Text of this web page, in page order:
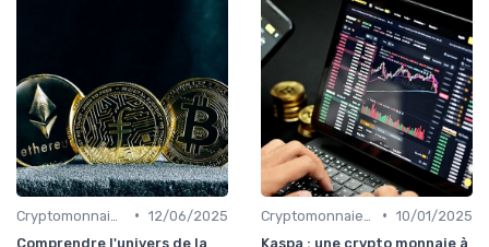
• 12/06/2025
Comprendre l'univers de la
• 10/01/2025
Kaspa : une crypto monnaie à